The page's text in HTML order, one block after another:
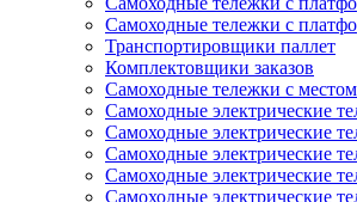
Самоходные тележки с
Транспортировщики паллет
Комплектовщики заказов
Самоходные тележки с местом
Самоходные электрические
Самоходные электрические
Самоходные электрические
Самоходные электрические
Самоходные электрические